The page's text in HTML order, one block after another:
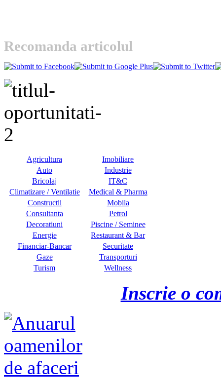
Recomanda articolul
Agricultura
Imobiliare
Auto
Industrie
Bricolaj
IT&C
Climatizare / Ventilatie
Medical & Pharma
Constructii
Mobila
Consultanta
Petrol
Decoratiuni
Piscine / Seminee
Energie
Restaurant & Bar
Financiar-Bancar
Securitate
Gaze
Transporturi
Turism
Wellness
Inscrie o